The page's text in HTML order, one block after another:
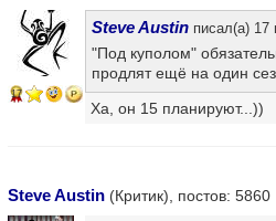
17
Steve Austin писал(а) 17
"Под куполом"
продлят ещё на один
Ха, он 15 планируют...))
Steve Austin (Критик), постов: 5860